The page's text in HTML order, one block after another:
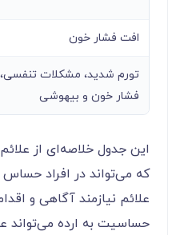
افت فشار خون
تورم شدید، مشکلات
فشار خون و بیهوشی
این جدول خلاصه‌ای از
که می‌تواند در افراد
علائم نیازمند آگاهی و
حساسیت به ارده می‌تواند